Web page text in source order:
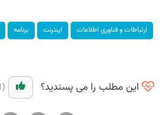
ارتباطات و فناوری اطلاعات اینترنت برنامه
این مطلب را می پسندید؟ (1)